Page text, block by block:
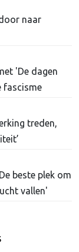
naar
'De dagen
fascisme
treden,
beste plek om
vallen'